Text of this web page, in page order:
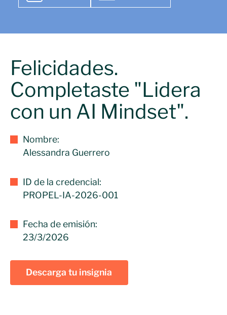
Felicidades.
Completaste "Lidera
con un AI Mindset".
Nombre:
Alessandra Guerrero
ID de la credencial:
PROPEL-IA-2026-001
Fecha de emisión:
23/3/2026
Descarga tu insignia